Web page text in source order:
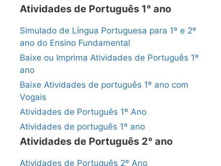
Atividades de Português 1° ano
Simulado de Língua Portuguesa para 1º e 2º
ano do Ensino Fundamental
Baixe ou Imprima Atividades de Português 1º
ano
Baixe Atividades de português 1º ano com
Vogais
Atividades de Português 1º Ano
Atividades de português 1º ano
Atividades de Português 2° ano
Atividades de Português 2º Ano